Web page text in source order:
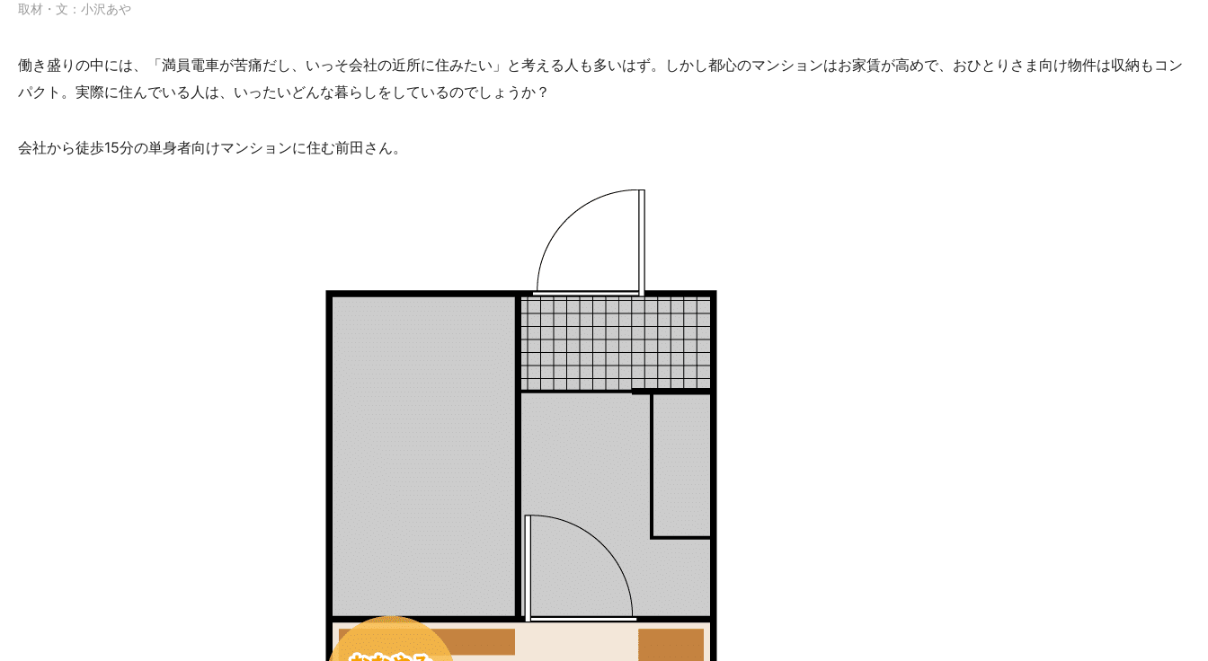
取材・文：小沢あや
働き盛りの中には、「満員電車が苦痛だし、いっそ会社の近所に住みたい」と考える人も多いはず。しかし都心のマンションはお家賃が高めで、おひとりさま向け物件は収納もコン
パクト。実際に住んでいる人は、いったいどんな暮らしをしているのでしょうか？
会社から徒歩15分の単身者向けマンションに住む前田さん。